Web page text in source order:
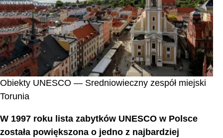
Obiekty UNESCO — Sredniowieczny zespół miejski
Torunia
W 1997 roku lista zabytków UNESCO w Polsce
została powiększona o jedno z najbardziej